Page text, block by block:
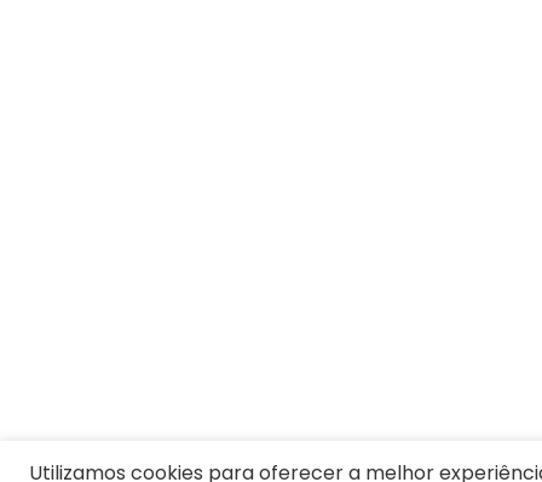
Utilizamos cookies para oferecer a melhor